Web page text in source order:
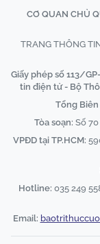
CƠ QUAN CHỦ
TRANG THÔNG
Giấy phép số 113/
tin điện tử - Bộ
Tổng Biên
Tòa soạn: Số
VPĐD tại TP.HCM:
Hotline: 035 249
Email: